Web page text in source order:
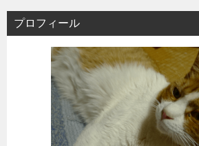
プロフィール